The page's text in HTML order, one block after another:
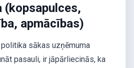
(kopsapulces,
apmācības)
sākas uzņēmuma
pasauli, ir jāpārliecinās, ka